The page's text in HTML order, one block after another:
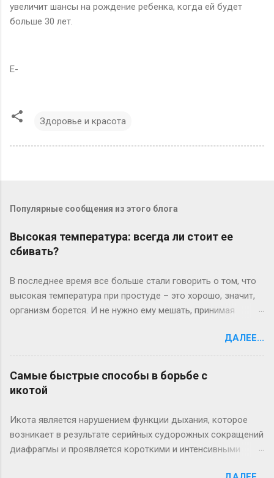
увеличит шансы на рождение ребенка, когда ей будет
больше 30 лет.
E-
Здоровье и красота
Популярные сообщения из этого блога
Высокая температура: всегда ли стоит ее
сбивать?
В последнее время все больше стали говорить о том, что
высокая температура при простуде – это хорошо, значит,
организм борется. И не нужно ему мешать, принимая
деле все зависит от состояния больного. Если у него бред,
судороги, сильная головная боль, жаропонижающие
средства необходимы. Причем подъем температуры
проходит у каждого индивидуально: одни сразу реагируют
болеть вообще без температуры. И это хуже: значит,
организм не “включил” свою иммунную систему для
борьбы с инфекцией. При температуре выше 39 градусов
все же лучше выпить жаропонижающие препараты,
ДАЛЕЕ...
Самые быстрые способы в борьбе с
икотой
Икота является нарушением функции дыхания, которое
возникает в результате серийных судорожных сокращений
диафрагмы и проявляется короткими и интенсивными